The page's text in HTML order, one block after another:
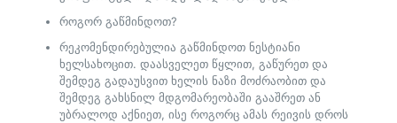
როგორ გაწმინდოთ?
რეკომენდირებულია გაწმინდოთ ნესტიანი
ხელსახოცით. დაასველეთ წყლით, გაწურეთ და
შემდეგ გადაუსვით ხელის ნაზი მოძრაობით და
შემდეგ გახსნილ მდგომარეობაში გააშრეთ ან
უბრალოდ აქნიეთ, ისე როგორც ამას რეივის დროს